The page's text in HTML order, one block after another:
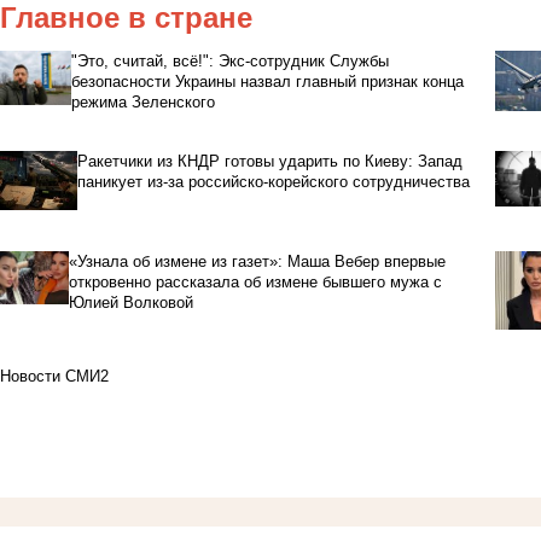
Главное в стране
"Это, считай, всё!": Экс-сотрудник Службы
безопасности Украины назвал главный признак конца
режима Зеленского
Ракетчики из КНДР готовы ударить по Киеву: Запад
паникует из-за российско-корейского сотрудничества
«Узнала об измене из газет»: Маша Вебер впервые
откровенно рассказала об измене бывшего мужа с
Юлией Волковой
Новости СМИ2